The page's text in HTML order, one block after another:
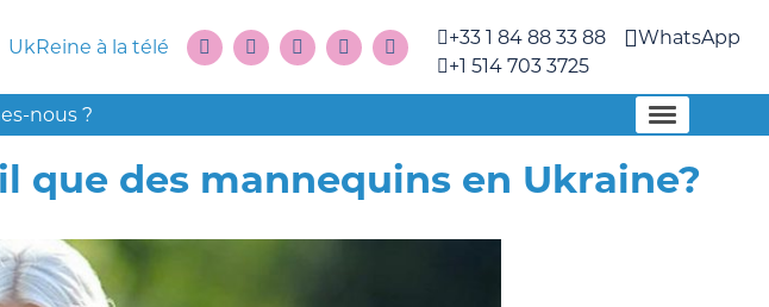
UkReine à la télé
+33 1 84 88 33 88
+1 514 703 3725
WhatsApp
nous ?
il que des mannequins en Ukraine?